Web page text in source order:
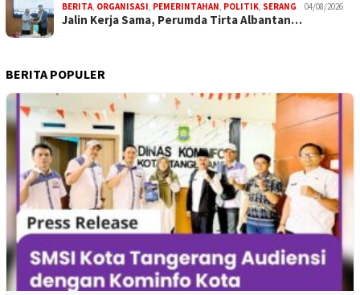
BERITA, ORGANISASI, PEMERINTAHAN, POLITIK, SERANG 04/08/2026
Jalin Kerja Sama, Perumda Tirta Albantan…
BERITA POPULER